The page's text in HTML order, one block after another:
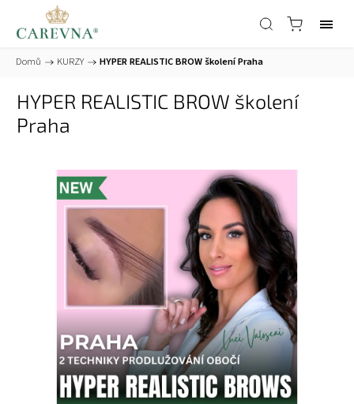
Domů / KURZY / HYPER REALISTIC BROW školení Praha
HYPER REALISTIC BROW školení
Praha